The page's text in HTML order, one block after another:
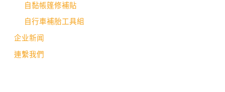
自黏帳篷修補貼
自行車補胎工具組
企业新闻
連繫我們